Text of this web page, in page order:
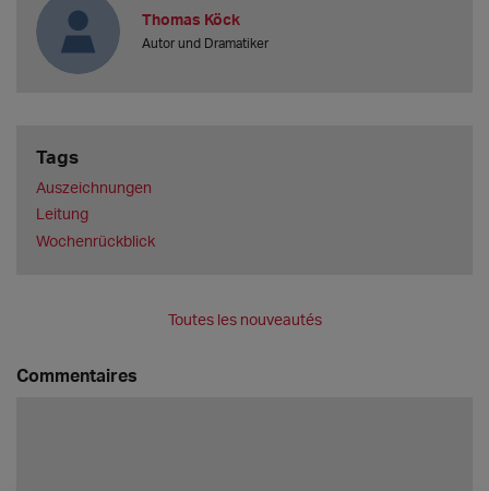
Thomas Köck
Autor und Dramatiker
Tags
Auszeichnungen
Leitung
Wochenrückblick
Toutes les nouveautés
Commentaires